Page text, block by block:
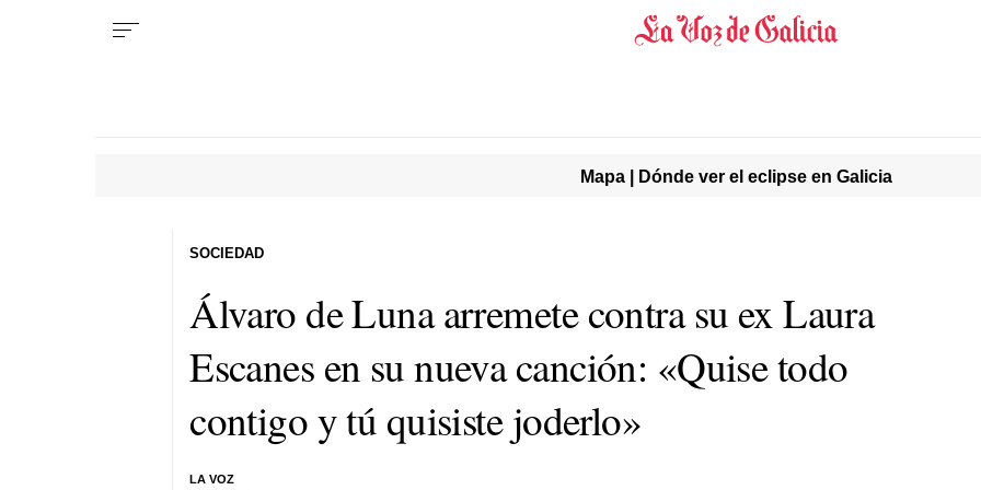
Mapa | Dónde ver el eclipse en Galicia
Álvaro de Luna arremete contra su ex Laura
Escanes en su nueva canción: «Quise todo
contigo y tú quisiste joderlo»
LA VOZ
SOCIEDAD